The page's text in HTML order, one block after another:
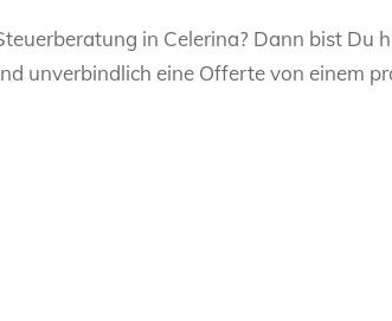
in Celerina? Dann bist
unverbindlich eine Offerte von einem